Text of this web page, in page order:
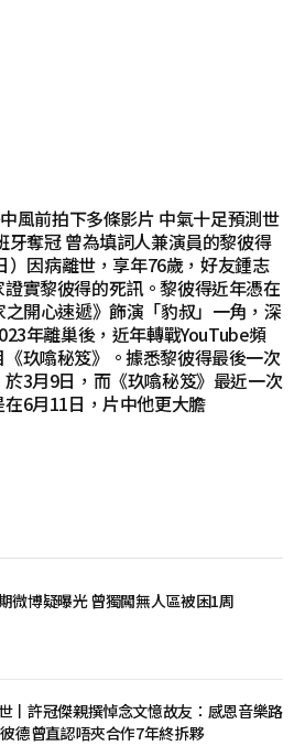
風前拍下多條影片 中氣十足預測世
牙奪冠 曾為填詞人兼演員的黎彼得
）因病離世，享年76歲，好友鍾志
實黎彼得的死訊。黎彼得近年憑在
開心速遞》飾演「豹叔」一角，深
年離巢後，近年轉戰YouTube頻
玖噏秘笈》。據悉黎彼得最後一次
3月9日，而《玖噏秘笈》最近一次
6月11日，片中他更大膽
微博疑曝光 曾獨闖無人區被困1周
丨許冠傑親撰悼念文憶故友：感恩音樂路
德曾直認唔夾合作7年終拆夥